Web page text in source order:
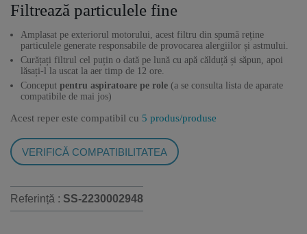
Filtrează particulele fine
Amplasat pe exteriorul motorului, acest filtru din spumă reține
particulele generate responsabile de provocarea alergiilor și astmului.
Curățați filtrul cel puțin o dată pe lună cu apă călduță și săpun, apoi
lăsați-l la uscat la aer timp de 12 ore.
Conceput pentru aspiratoare pe role (a se consulta lista de aparate
compatibile de mai jos)
Acest reper este compatibil cu 5 produs/produse
VERIFICĂ COMPATIBILITATEA
Referință : SS-2230002948